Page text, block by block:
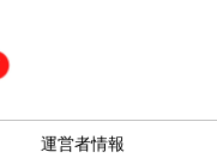
運営者情報